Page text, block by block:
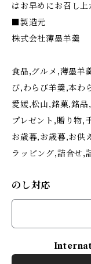
はお早めにお召し上
■製造元
株式会社薄墨羊羹
食品,グルメ,薄墨羊
び,わらび羊羹,本わ
愛媛,松山,銘菓,銘
プレゼント,贈り物,
お歳暮,お歳暮,お供
ラッピング,詰合せ,
のし対応